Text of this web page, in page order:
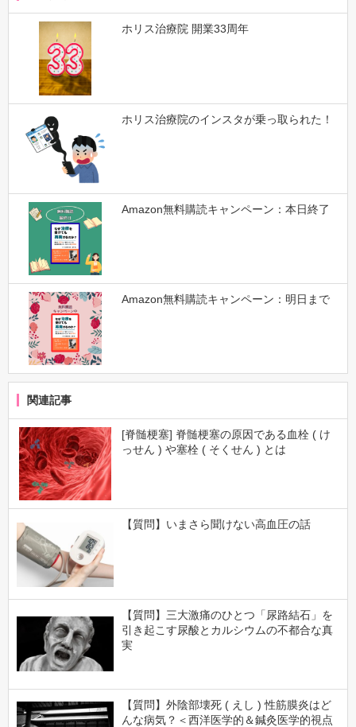
ホリス治療院 開業33周年
ホリス治療院のインスタが乗っ取られた！
Amazon無料購読キャンペーン：本日終了
Amazon無料購読キャンペーン：明日まで
関連記事
[脊髄梗塞] 脊髄梗塞の原因である血栓 ( け
っせん ) や塞栓 ( そくせん ) とは
【質問】いまさら聞けない高血圧の話
【質問】三大激痛のひとつ「尿路結石」を
引き起こす尿酸とカルシウムの不都合な真
実
【質問】外陰部壊死 ( えし ) 性筋膜炎はど
んな病気？＜西洋医学的＆鍼灸医学的視点